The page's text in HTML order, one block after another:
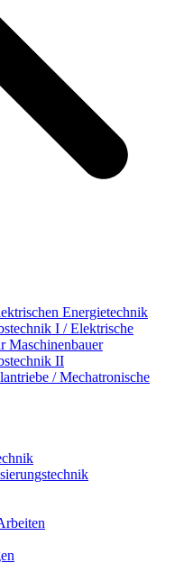
Energietechnik
I / Elektrische
Maschinenbauer
II
/ Mechatronische